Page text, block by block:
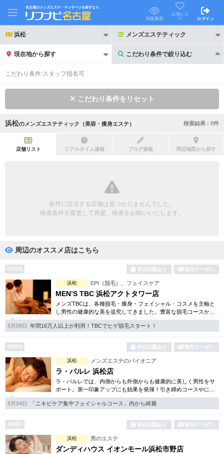
名古屋のメンズエステ・マッサージを探すなら
閲覧履歴
お気に入
り
ログイン
浜松 メンズエステティック
現在地から探す こだわり条件で絞り込む
こだわり条件で絞り込む
初回割引あり リピーター割引あり
団体様歓迎
ペアルームあり
フットバスあり 岩盤浴あり
専用駐車場あり 有資格者在籍
日本人スタッフのみ 女性スタッフのみ
スタッフ指名可 Ｗセラピスト
駅から徒歩5分以内
こだわり条件を変更
閉じる
こだわり条件:スタッフ指名可
こだわり条件をリセット
浜松の メンズエステティック（美容・痩身エステ） 検索結果 : 0件
店舗リスト リアルタイム速報 ブログ速報 周辺地図から探す
条件に該当する店舗は見つかりませんでした。
検索条件を変更して再度、検索をお願いいたします。
周辺のオススメ店はこちら
OPEN 本日出勤あり 割引クーポン
浜松 EPI（脱毛）、フェイスケア
MEN’S TBC 浜松アクトタワー店
メンズTBCは、各種脱毛・痩身・フェイシャル・コスメを主軸と
し男性の健康的な美を追究してきました。豊富な脱毛コースから
フェイシャル、ダイエット等幅広いメニューを取り揃えていま
す。初回割引コースも多彩。
8月08日 年間16万人以上が利用！TBCでヒゲ脱毛スタート！
OPEN 本日出勤あり 割引クーポン
浜松 メンズエステのパイオニア
ラ・パルレ 浜松店
ラ・パルレでは、内側からも外側からも健康的に美しく男性をサ
ポート。第一印象アップにも効果を発揮！引き締めコースやにき
び内外コース、アロマトリートメント等多彩なメニューをご用
意。まずは体験から是非。
8月04日 「ニキビケア集中フェイシャルコース」内から綺麗
OPEN 本日出勤あり 割引クーポン
浜松 男のエステ
ダンディハウス イオンモール浜松市野店